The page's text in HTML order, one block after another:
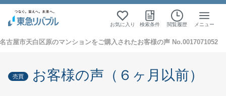
お気に入り 検索条件 閲覧履歴 メニュー
古屋市天白区原のマンションをご購入されたお客様の声 No.0017071052
売買 お客様の声（６ヶ月以前）